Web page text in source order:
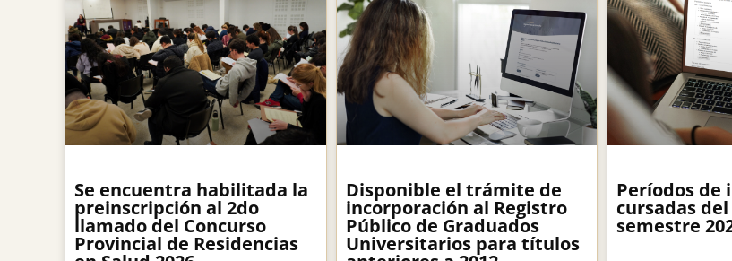
Se encuentra habilitada la
preinscripción al 2do
llamado del Concurso
Provincial de Residencias
Disponible el trámite de
incorporación al Registro
Público de Graduados
Universitarios para títulos
Períodos de
cursadas
semestre